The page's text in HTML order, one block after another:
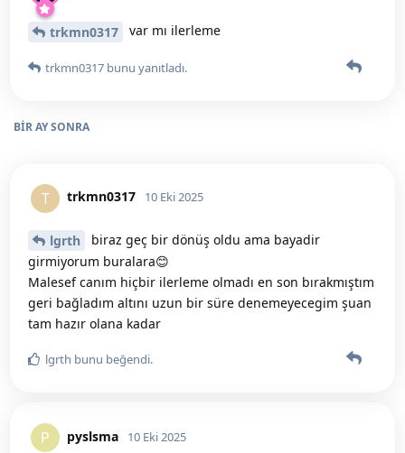
trkmn0317 var mı ilerleme
trkmn0317 bunu yanıtladı.
BIR AYSONRA
T trkmn0317 10 Eki 2025
lgrth
biraz geç bir dönüş oldu ama bayadir
girmiyorum buralara😊
Malesef canım hiçbir ilerleme olmadı en son bırakmıştım
geri bağladım altını uzun bir süre denemeyecegim şuan
tam hazır olana kadar
lgrth bunu beğendi.
P pyslsma 10 Eki 2025